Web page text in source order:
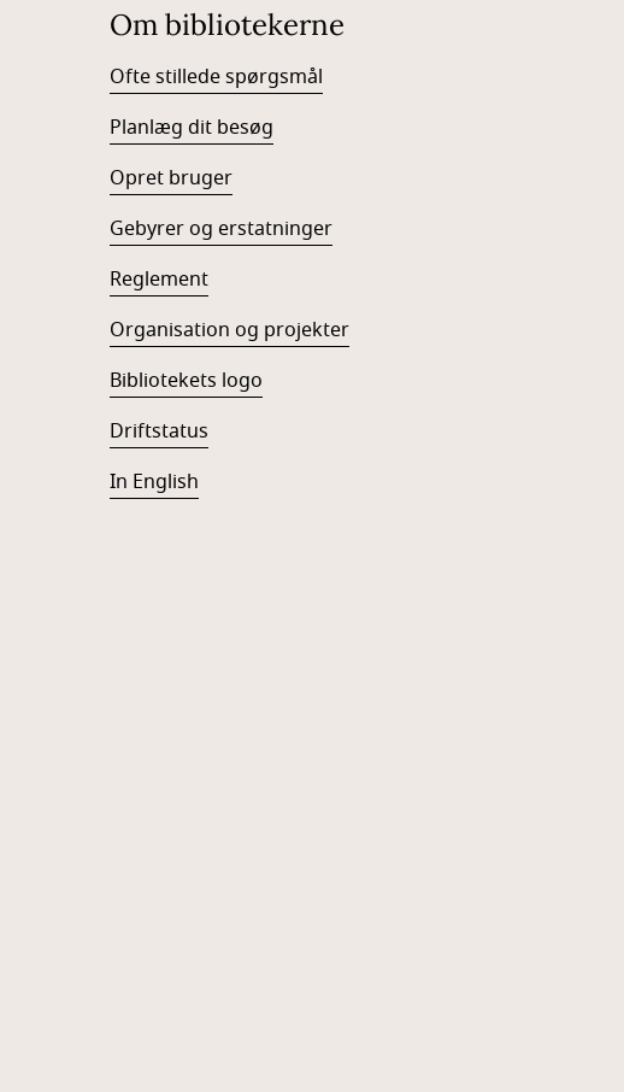
Om bibliotekerne
Ofte stillede spørgsmål
Planlæg dit besøg
Opret bruger
Gebyrer og erstatninger
Reglement
Organisation og projekter
Bibliotekets logo
Driftstatus
In English